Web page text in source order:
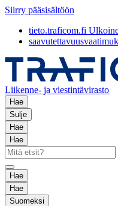
Siirry pääsisältöön
tieto.traficom.fi
Liikenne- ja viestintävirasto
Hae
Sulje
Hae
Hae
Hae
Hae
Suomeksi